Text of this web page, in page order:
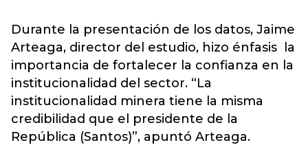
Durante la presentación de los datos, Jaime
Arteaga, director del estudio, hizo énfasis la
importancia de fortalecer la confianza en la
institucionalidad del sector. “La
institucionalidad minera tiene la misma
credibilidad que el presidente de la
República (Santos)”, apuntó Arteaga.